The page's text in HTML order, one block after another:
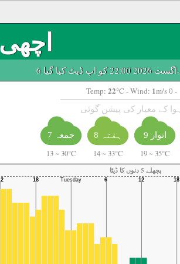
6 اگست 2026 22:00 کو اپ ڈیٹ کیا گیا
Temp: 22°C - Wind: 1m/s 0 -
ہوا کے معیار کی پیشن گوئی
جمعہ 7
13 ~ 30°C
ہفتہ 8
14 ~ 33°C
اتوار 9
19 ~ 35°C
پچھلے 5 دنوں کا ڈیٹا